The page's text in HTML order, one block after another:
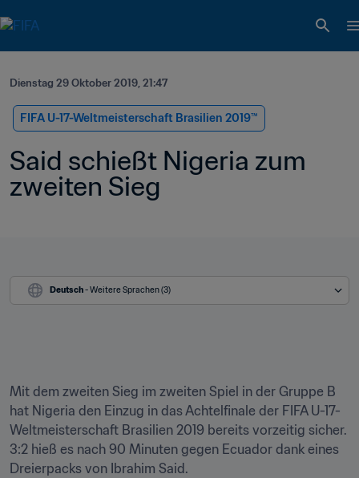
Dienstag 29 Oktober 2019, 21:47
FIFA U-17-Weltmeisterschaft Brasilien 2019™
Said schießt Nigeria zum
zweiten Sieg
Deutsch - Weitere Sprachen (3)
Mit dem zweiten Sieg im zweiten Spiel in der Gruppe B
hat Nigeria den Einzug in das Achtelfinale der FIFA U-17-
Weltmeisterschaft Brasilien 2019 bereits vorzeitig sicher.
3:2 hieß es nach 90 Minuten gegen Ecuador dank eines
Dreierpacks von Ibrahim Said.